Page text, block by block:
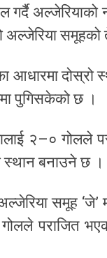
गर्दै
समूहको
दोस्रो
पुगिसकेको छ ।
२–० गोलले
बनाउने छ ।
समूह ‘जे’
पराजित